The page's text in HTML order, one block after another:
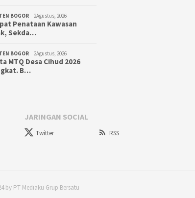
BOGOR 2Agustus, 2026
Penataan Kawasan
Sekda…
BOGOR 2Agustus, 2026
MTQ Desa Cihud 2026
B…
JARINGAN SOCIAL
Twitter RSS
by PT Mediaku Grup Bersatu